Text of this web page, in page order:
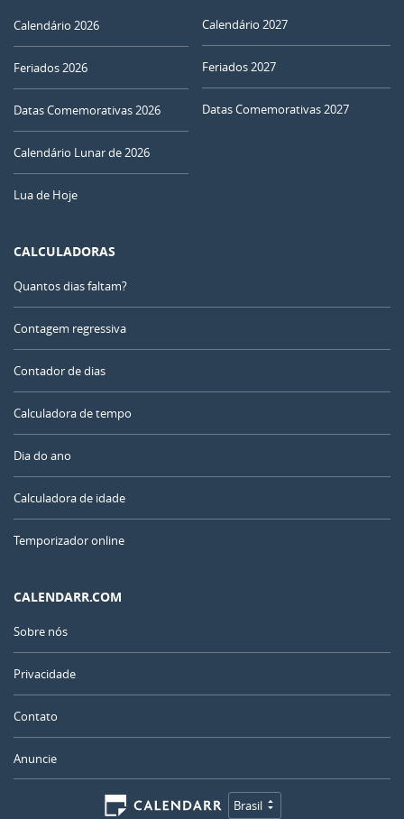
Calendário 2026
Feriados 2026
Datas Comemorativas 2026
Calendário Lunar de 2026
Lua de Hoje
Calendário 2027
Feriados 2027
Datas Comemorativas 2027
CALCULADORAS
Quantos dias faltam?
Contagem regressiva
Contador de dias
Calculadora de tempo
Dia do ano
Calculadora de idade
Temporizador online
CALENDARR.COM
Sobre nós
Privacidade
Contato
Anuncie
Brasil